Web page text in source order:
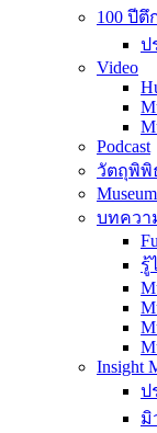
100 ปีตึ
ป
Video
Podcast
วัตถุพิ
บทควา
รู้
Insight
ป
มิ